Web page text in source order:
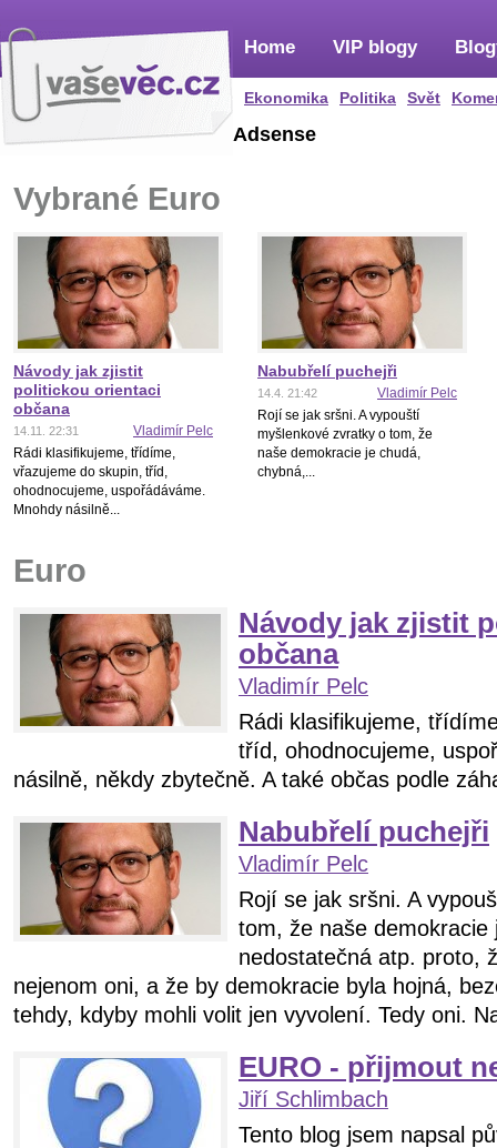
Home
Ekonomika Politika Svět
VIP blogy
Adsense
Vybrané Euro
Návody jak zjistit
politickou orientaci
občana
14.11. 22:31
Vladimír Pelc
Rádi klasifikujeme, třídíme,
vřazujeme do skupin, tříd,
ohodnocujeme, uspořádáváme.
Mnohdy násilně...
Nabubřelí puchejři
14.4. 21:42
Vladimír Pelc
Rojí se jak sršni. A vypouští
myšlenkové zvratky o tom, že
naše demokracie je chudá,
chybná,...
Euro
Návody jak zjistit
občana
Vladimír Pelc
Rádi klasifikujeme,
tříd, ohodnocujeme,
násilně, někdy zbytečně. A také občas podle
Nabubřelí puchejři
Vladimír Pelc
Rojí se jak sršni. A
tom, že naše demokracie
nedostatečná atp. proto,
nejenom oni, a že by demokracie byla hojná,
tehdy, kdyby mohli volit jen vyvolení. Tedy oni.
EURO - přijmout
Jiří Schlimbach
Tento blog jsem napsal